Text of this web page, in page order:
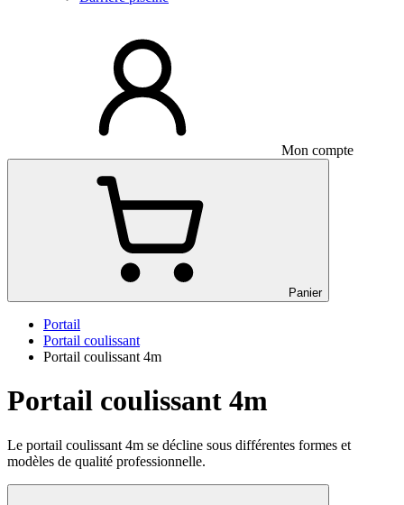
Mon compte
Panier
Portail
Portail coulissant
Portail coulissant 4m
Portail coulissant 4m
Le portail coulissant 4m se décline sous différentes formes et
modèles de qualité professionnelle.